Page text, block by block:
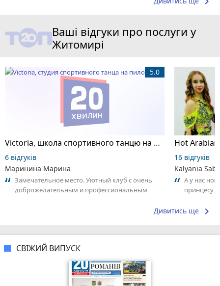
Ваші відгуки про послуги у
Житомирі
Victoria, школа спортивного танцю на пілоні
5.0
6 відгуків
Маринина Марина
Замечательное место. Уютный клуб с очень
доброжелательным и профессиональным
16 відгуків
Kalyania
А у нас
принцесу
Дивитись ще keyboard_arrow_right
СВІЖИЙ ВИПУСК